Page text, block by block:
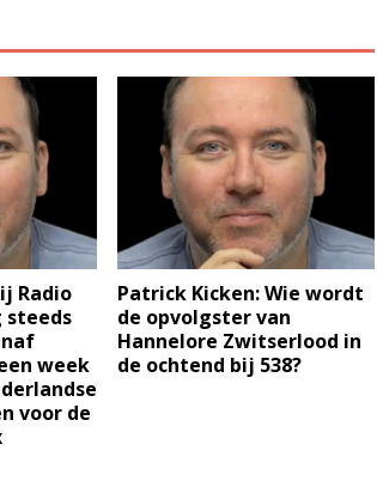
Radio
steeds
week
voor de
Patrick Kicken: Wie wordt
de opvolgster van
Hannelore Zwitserlood in
de ochtend bij 538?